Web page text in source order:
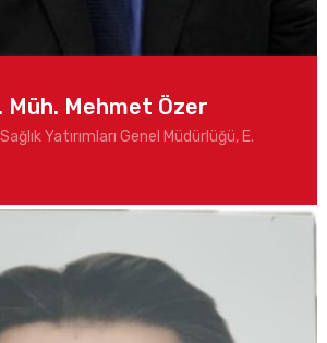
Müh. Mehmet Özer
Yatırımları Genel Müdürlüğü, E.